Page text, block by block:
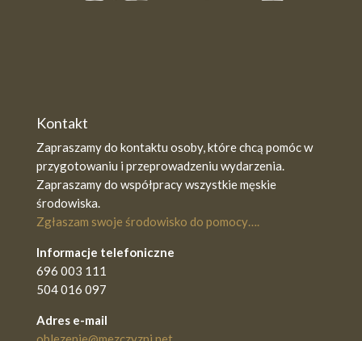
Kontakt
Zapraszamy do kontaktu osoby, które chcą pomóc w
przygotowaniu i przeprowadzeniu wydarzenia.
Zapraszamy do współpracy wszystkie męskie
środowiska.
Zgłaszam swoje środowisko do pomocy….
Informacje telefoniczne
696 003 111
504 016 097
Adres e-mail